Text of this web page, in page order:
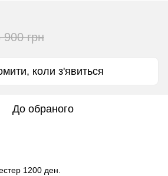
900 грн
коли з'явиться
До обраного
1200 ден.